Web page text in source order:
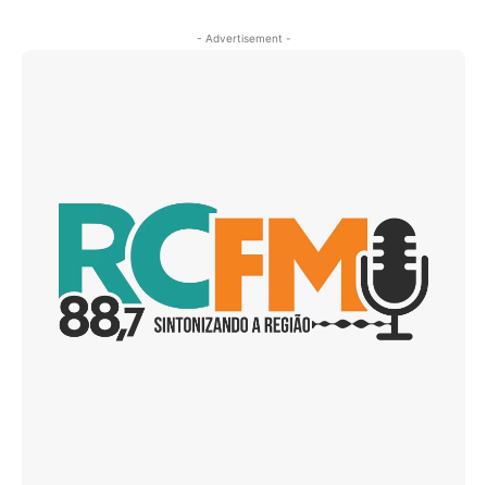
- Advertisement -